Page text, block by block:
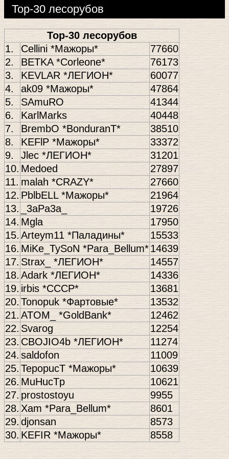
Top-30 лесорубов
Top-30 лесорубов
1.
Cellini *Мажоры*
77660
2.
BETKA *Corleone*
76173
3.
KEVLAR *ЛЕГИОН*
60077
4.
ak09 *Мажоры*
47864
5.
SAmuRO
41344
6.
KarlMarks
40448
7.
BrembO *BonduranT*
38510
8.
KEFlP *Мажоры*
33372
9.
Jlec *ЛЕГИОН*
31201
10. Medoed
27897
11. malah *CRAZY*
27660
12. PblbELL *Мажоры*
21964
13.
_3aPa3a_
19726
14. Mgla
17950
15. Arteym11 *Паладины*
15533
16. MiKe_TySoN *Para_Bellum*14639
17. Strax_ *ЛЕГИОН*
14557
18. Adark *ЛЕГИОН*
14336
19. irbis *CCCP*
13681
20. Tonopuk *Фартовые*
13532
21. ATOM_ *GoldBank*
12462
22. Svarog
12254
23. CBOJIO4b *ЛЕГИОН*
11274
24. saldofon
11009
25. TepopucT *Мажоры*
10639
26. MuHucTp
10621
27. prostostoyu
9955
28. Xam *Para_Bellum*
8601
29. djonsan
8573
30. KEFIR *Мажоры* 8558